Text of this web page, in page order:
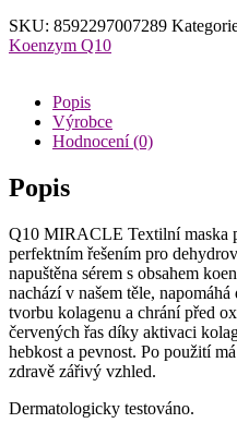
SKU: 8592297007289
Koenzym Q10
Popis
Výrobce
Hodnocení (0)
Popis
Q10 MIRACLE Textilní maska
perfektním řešením pro
napuštěna sérem s obsahem
nachází v našem těle,
tvorbu kolagenu a chrání před
červených řas díky aktivaci
hebkost a pevnost. Po použití
zdravě zářivý vzhled.
Dermatologicky testováno.